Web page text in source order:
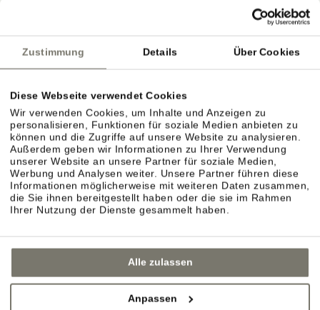
Zustimmung Details Über Cookies
Diese Webseite verwendet Cookies
Wir verwenden Cookies, um Inhalte und Anzeigen zu
personalisieren, Funktionen für soziale Medien anbieten zu
können und die Zugriffe auf unsere Website zu analysieren.
Außerdem geben wir Informationen zu Ihrer Verwendung
unserer Website an unsere Partner für soziale Medien,
Werbung und Analysen weiter. Unsere Partner führen diese
Informationen möglicherweise mit weiteren Daten zusammen,
die Sie ihnen bereitgestellt haben oder die sie im Rahmen
Ihrer Nutzung der Dienste gesammelt haben.
Alle zulassen
Anpassen
JOIN THE COMMUNITY
Seien Sie unter den Ersten, die Neuigkeiten vom
Stroblhof erfahren.
Exklusive Angebote und Aktuelles aus unserem
Weinhotel in Südtirol erwarten Sie.
Einfach ausfüllen und Newsletter abonnieren: